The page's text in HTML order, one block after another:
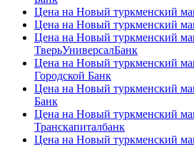
Цена на Новый туркменский
Цена на Новый туркменский
Цена на Новый туркменский
ТверьУниверсалБанк
Цена на Новый туркменский
Городской Банк
Цена на Новый туркменский
Банк
Цена на Новый туркменский
Транскапиталбанк
Цена на Новый туркменский